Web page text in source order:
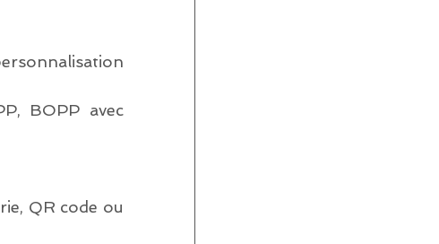
BOPP avec
QR code ou